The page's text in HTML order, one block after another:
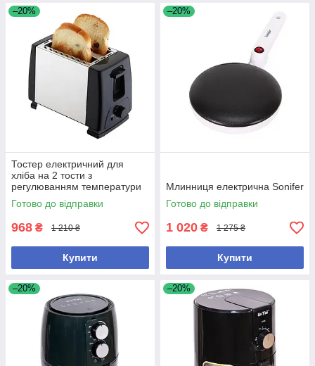
–20%
Тостер електричний для
хліба на 2 тости з
регулюванням температури
6 режимів "Нержавіюча
сталь" 700 Вт.
Готово до відправки
968 ₴ 1 210 ₴
Купити
–20%
Млинниця електрична Sonifer
Готово до відправки
1 020 ₴ 1 275 ₴
Купити
–20% –20%